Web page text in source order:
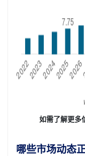
如需了解更多
哪些市场动态